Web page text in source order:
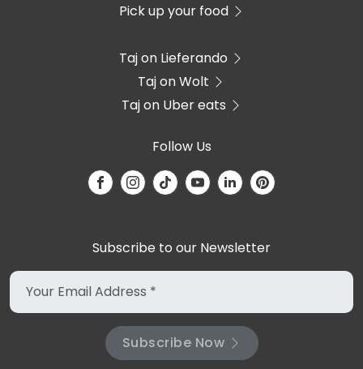
Pick up your food
Taj on Lieferando
Taj on Wolt
Taj on Uber eats
Follow Us
Subscribe to our Newsletter
Subscribe Now